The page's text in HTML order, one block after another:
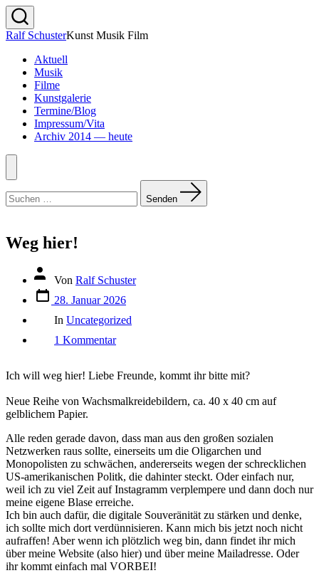
Zum
Inhalt
springen
Suche
ein-/ausblenden
Ralf SchusterKunst Musik Film
Aktuell
Musik
Filme
Kunstgalerie
Termine/Blog
Impressum/Vita
Archiv 2014 — heute
Menü
nach:
Senden
Weg hier!
Beitragsautor
Von Ralf Schuster
Veröffentlichungsdatum
28. Januar 2026
In Uncategorized
1 KommentarWeg
Ich will weg hier! Liebe Freunde, kommt ihr bitte mit?
Neue Reihe von Wachsmalkreidebildern, ca. 40 x 40 cm auf
gelblichem Papier.
Alle reden gerade davon, dass man aus den großen sozialen
Netzwerken raus sollte, einerseits um die Oligarchen und
Monopolisten zu schwächen, andererseits wegen der schrecklichen
US-amerikanischen Politk, die dahinter steckt. Oder einfach nur,
weil ich zu viel Zeit auf Instagramm verplempere und dann doch nur
meine eigene Blase erreiche.
Ich bin auch dafür, die digitale Souveränität zu stärken und denke,
ich sollte mich dort verdünnisieren. Kann mich bis jetzt noch nicht
aufraffen! Aber wenn ich plötzlich weg bin, dann findet ihr mich
über meine Website (also hier) und über meine Mailadresse. Oder
ihr kommt einfach mal VORBEI!